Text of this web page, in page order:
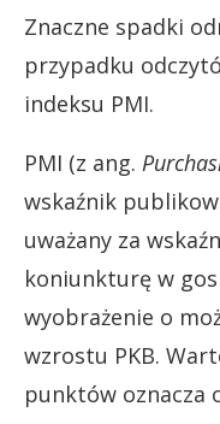
Znaczne spadki
przypadku
indeksu PMI.
PMI (z ang.
wskaźnik
uważany za
koniunkturę w
wyobrażenie o
wzrostu PKB.
punktów oznacza